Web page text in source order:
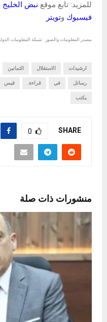
للمزيد: تابع موقع نبض الخليج
فيسبوك وتويتر
مصدر المعلومات والصور : شبكة المعلومات
ارشيدات الاستقلال الثمانين
رسائل في قراءة. قيس
يكتب
SHARE
0
منشورات ذات صلة